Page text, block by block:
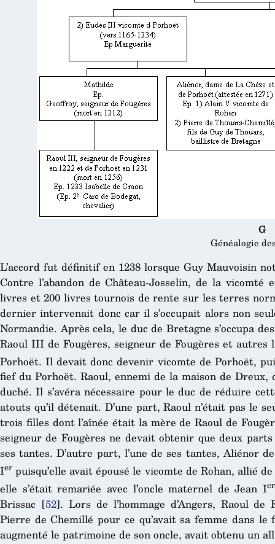
G
Généalogie
L’accord fut définitif en 1238 lorsque Guy Mauvoisin
Contre l’abandon de Château-Josselin, de la
livres et 200 livres tournois de rente sur les terres
dernier intervenait donc car il s’occupait alors non
Normandie. Après cela, le duc de Bretagne s’occupa
Raoul III de Fougères, seigneur de Fougères et
Porhoët. Il devait donc devenir vicomte de Porhoët,
fief du Porhoët. Raoul, ennemi de la maison de
duché. Il s’avéra nécessaire pour le duc de réduire
atouts qu’il détenait. D’une part, Raoul n’était pas le
trois filles dont l’aînée était la mère de Raoul de
seigneur de Fougères ne devait obtenir que deux
ses tantes. D’autre part, l’une de ses tantes, Aliénor
Ier puisqu’elle avait épousé le vicomte de Rohan, allié
elle s’était remariée avec l’oncle maternel de Jean Ier
Brissac [52]. Lors de l’hommage d’Angers, Raoul de
Pierre de Chemillé pour ce qu’avait sa femme dans
augmenté le patrimoine de son oncle, avait obtenu un